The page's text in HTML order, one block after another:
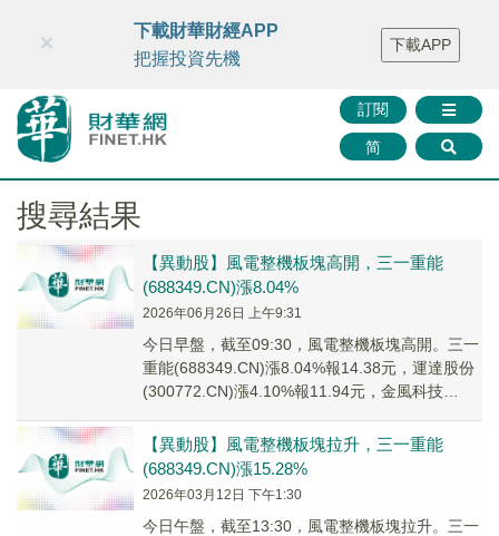
財華智庫網 FINTV FINMETA 財華證券 媒體矩陣
智庫沙龍
聯絡我們
訂閱
简
×
下載財華財經APP
把握投資先機
下載APP
搜尋結果
【異動股】風電整機板塊高開，三一重能
(688349.CN)漲8.04%
2026年06月26日 上午9:31
今日早盤，截至09:30，風電整機板塊高開。三一
重能(688349.CN)漲8.04%報14.38元，運達股份
(300772.CN)漲4.10%報11.94元，金風科技
【異動股】風電整機板塊拉升，三一重能
(688349.CN)漲15.28%
2026年03月12日 下午1:30
今日午盤，截至13:30，風電整機板塊拉升。三一